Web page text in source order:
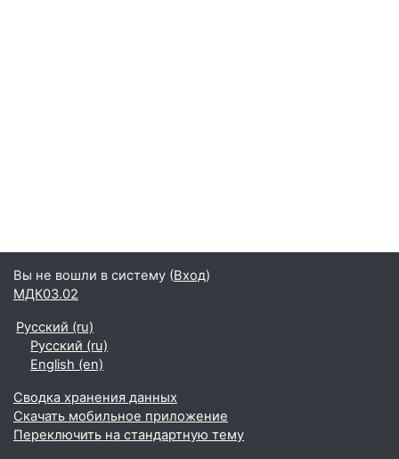
Вы не вошли в систему (Вход)
МДК03.02
Русский ‎(ru)‎
Русский ‎(ru)‎
English ‎(en)‎
Сводка хранения данных
Скачать мобильное приложение
Переключить на стандартную тему